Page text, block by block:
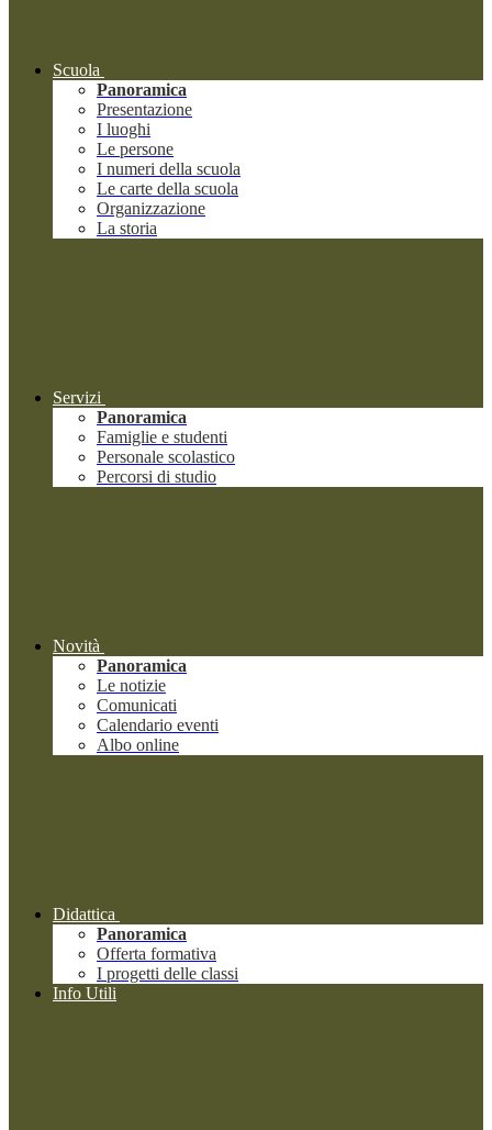
Scuola
Panoramica
Presentazione
I luoghi
Le persone
I numeri della scuola
Le carte della scuola
Organizzazione
La storia
Servizi
Panoramica
Famiglie e studenti
Personale scolastico
Percorsi di studio
Novità
Panoramica
Le notizie
Comunicati
Calendario eventi
Albo online
Didattica
Panoramica
Offerta formativa
I progetti delle classi
Info Utili